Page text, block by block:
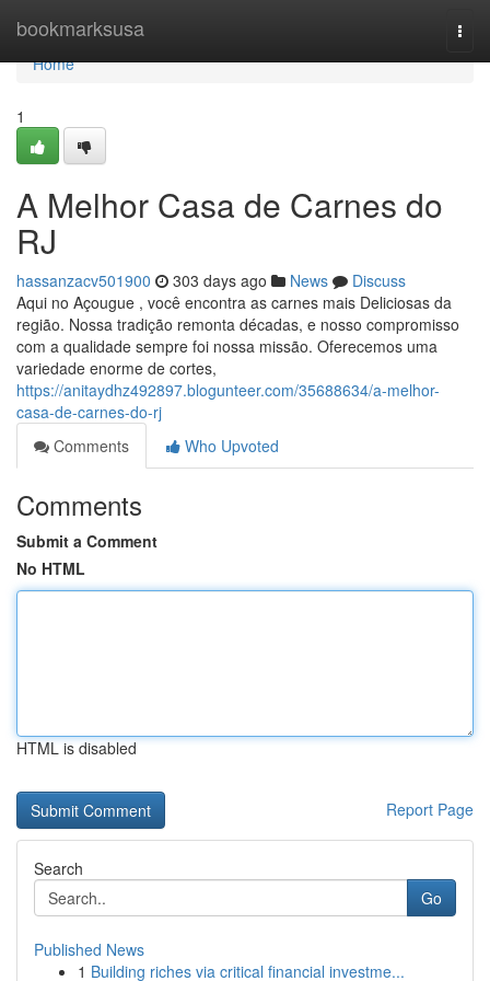
bookmarksusa
Home
Home
1
A Melhor Casa de Carnes do
RJ
hassanzacv501900 303 days ago News
Discuss
Aqui no Açougue , você encontra as carnes mais Deliciosas da
região. Nossa tradição remonta décadas, e nosso compromisso
com a qualidade sempre foi nossa missão. Oferecemos uma
variedade enorme de cortes,
https://anitaydhz492897.blogunteer.com/35688634/a-melhor-
casa-de-carnes-do-rj
Comments
Who Upvoted
Comments
Submit a Comment
No HTML
HTML is disabled
Report Page
Search
Go
Published News
1 Building riches via critical financial investme...